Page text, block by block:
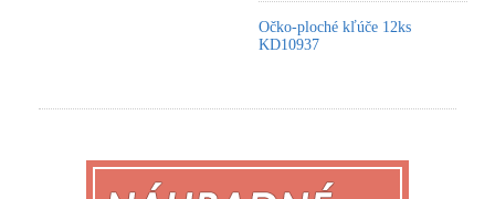
Očko-ploché kľúče 12ks
KD10937